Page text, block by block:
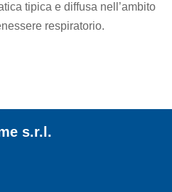
tipica e diffusa nell’ambito
respiratorio.
s.r.l.